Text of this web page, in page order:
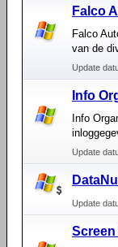
Falco
Falco
van de
Update
Info
Info
Update
Update
Screen